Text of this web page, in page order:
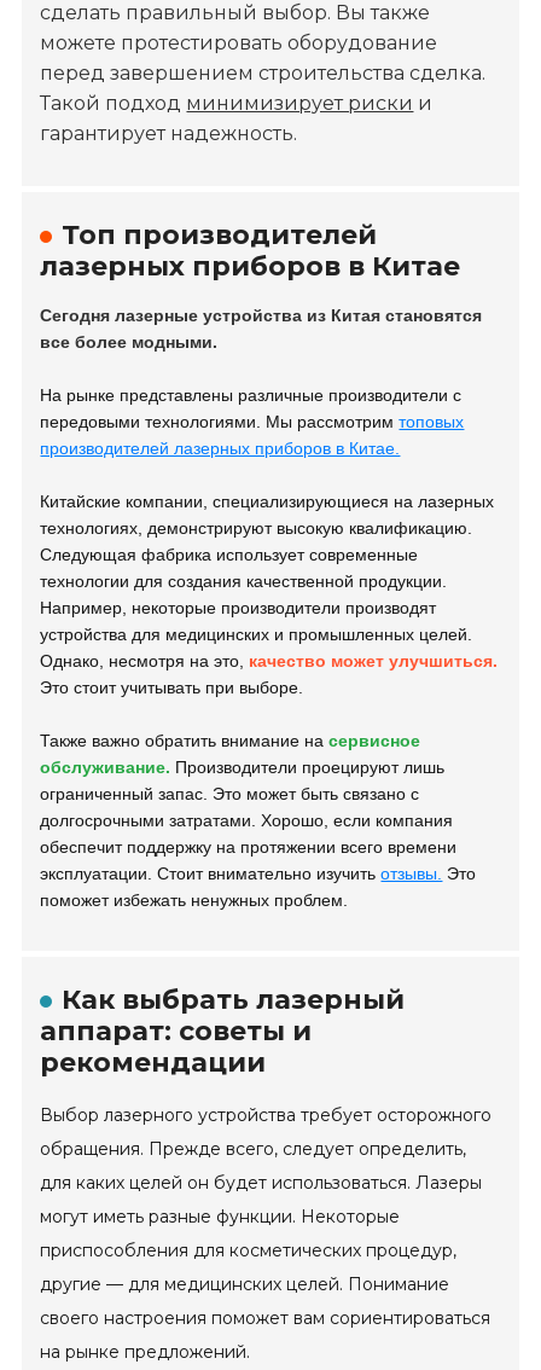
сделать правильный выбор. Вы также
можете протестировать оборудование
перед завершением строительства сделка.
Такой подход минимизирует риски и
гарантирует надежность.
Топ производителей
лазерных приборов в Китае
Сегодня лазерные устройства из Китая становятся
все более модными.
На рынке представлены различные производители с
передовыми технологиями. Мы рассмотримтоповых
производителей лазерных приборов в Китае.
Китайские компании, специализирующиеся на лазерных
технологиях, демонстрируют высокую квалификацию.
Следующая фабрика использует современные
технологии для создания качественной продукции.
Например, некоторые производители производят
устройства для медицинских и промышленных целей.
Однако, несмотря на это, качество может улучшиться.
Это стоит учитывать при выборе.
Также важно обратить внимание насервисное
обслуживание. Производители проецируют лишь
ограниченный запас. Это может быть связано с
долгосрочными затратами. Хорошо, если компания
обеспечит поддержку на протяжении всего времени
эксплуатации. Стоит внимательно изучитьотзывы.
Это
поможет избежать ненужных проблем.
Как выбрать лазерный
аппарат: советы и
рекомендации
Выбор лазерного устройства требует осторожного
обращения. Прежде всего, следует определить,
для каких целей он будет использоваться. Лазеры
могут иметь разные функции. Некоторые
приспособления для косметических процедур,
другие — для медицинских целей. Понимание
своего настроения поможет вам сориентироваться
на рынке предложений.